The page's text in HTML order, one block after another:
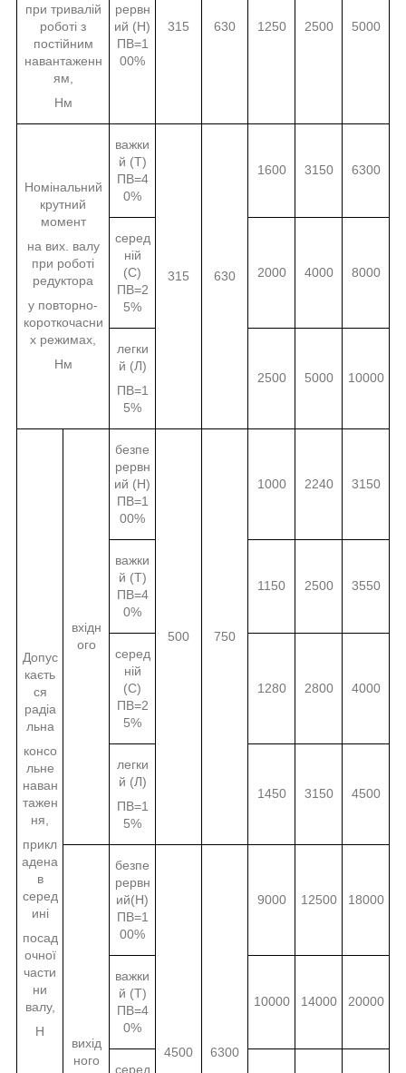
при тривалій
роботі з
постійним
навантаженн
ям,
Нм
рервн
ий (Н)
ПВ=1
00%
315 630 1250 2500 5000
Номінальний
крутний
момент
на вих. валу
при роботі
редуктора
у повторно-
короткочасни
х режимах,
Нм
важки
й (Т)
ПВ=4
0%
315 630
1600 3150 6300
серед
ній
(С)
ПВ=2
5%
2000 4000 8000
легки
й (Л)
ПВ=1
5%
2500 5000 10000
Допус
каєть
ся
радіа
льна
консо
льне
наван
тажен
ня,
прикл
адена
в
серед
ині
посад
очної
части
ни
валу,
Н
вхідн
ого
безпе
рервн
ий (Н)
ПВ=1
00%
500 750
1000 2240 3150
важки
й (Т)
ПВ=4
0%
1150 2500 3550
серед
ній
(С)
ПВ=2
5%
1280 2800 4000
легки
й (Л)
ПВ=1
5%
1450 3150 4500
вихід
ного
безпе
рервн
ий(Н)
ПВ=1
00%
4500 6300
9000 12500 18000
важки
й (Т)
ПВ=4
0%
10000 14000 20000
серед